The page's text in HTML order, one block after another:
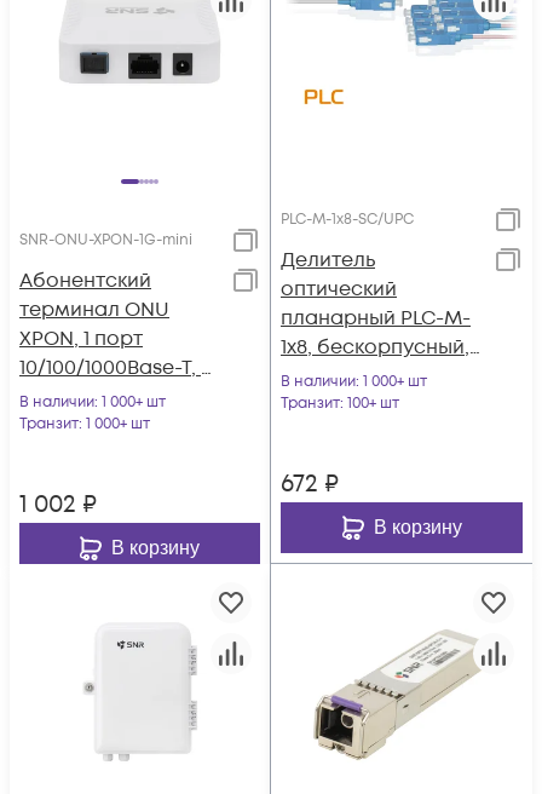
SNR-ONU-XPON-1G-mini
Абонентский
терминал ONU
XPON, 1 порт
10/100/1000Base-T, в
мини корпусе.
В наличии: 1 000+ шт
Транзит: 1 000+ шт
1 002 ₽
В корзину
PLC-M-1x8-SC/UPC
Делитель
оптический
планарный PLC-M-
1x8, бескорпусный,
разъемы SC/UPC
В наличии: 1 000+ шт
Транзит: 100+ шт
672 ₽
В корзину